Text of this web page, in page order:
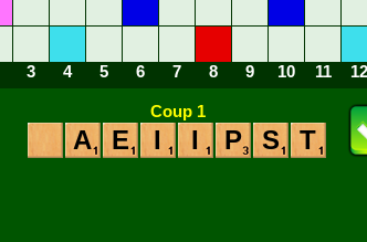
3 4 5 6 7 8 9 10 11 12
Coup 1
A E I I P S T